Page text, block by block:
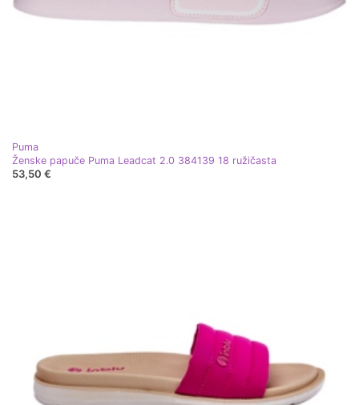
Puma
Ženske papuče Puma Leadcat 2.0 384139 18 ružičasta
53,50 €